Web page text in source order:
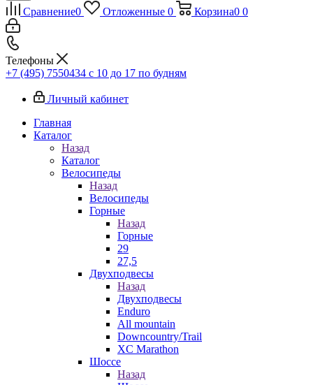
Сравнение0 Отложенные 0 Корзина0 0
Телефоны
+7 (495) 7550434 с 10 до 17 по будням
Личный кабинет
Главная
Каталог
Назад
Каталог
Велосипеды
Назад
Велосипеды
Горные
Назад
Горные
29
27,5
Двухподвесы
Назад
Двухподвесы
Enduro
All mountain
Downcountry/Trail
XC Marathon
Шоссе
Назад